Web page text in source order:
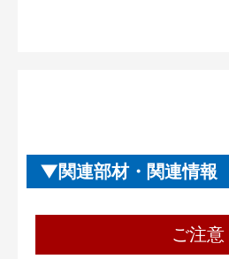
関連部材・関連情報
ご注意